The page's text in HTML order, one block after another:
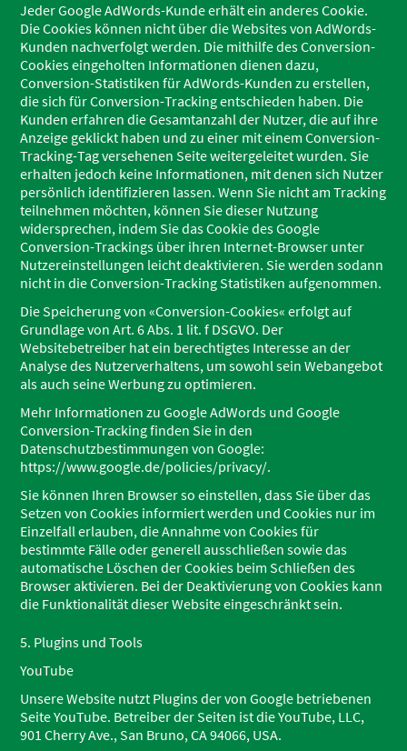
Jeder Google AdWords-Kunde erhält ein anderes Cookie.
Die Cookies können nicht über die Websites von AdWords-
Kunden nachverfolgt werden. Die mithilfe des Conversion-
Cookies eingeholten Informationen dienen dazu,
Conversion-Statistiken für AdWords-Kunden zu erstellen,
die sich für Conversion-Tracking entschieden haben. Die
Kunden erfahren die Gesamtanzahl der Nutzer, die auf ihre
Anzeige geklickt haben und zu einer mit einem Conversion-
Tracking-Tag versehenen Seite weitergeleitet wurden. Sie
erhalten jedoch keine Informationen, mit denen sich Nutzer
persönlich identifizieren lassen. Wenn Sie nicht am Tracking
teilnehmen möchten, können Sie dieser Nutzung
widersprechen, indem Sie das Cookie des Google
Conversion-Trackings über ihren Internet-Browser unter
Nutzereinstellungen leicht deaktivieren. Sie werden sodann
nicht in die Conversion-Tracking Statistiken aufgenommen.
Die Speicherung von «Conversion-Cookies« erfolgt auf
Grundlage von Art. 6 Abs. 1 lit. f DSGVO. Der
Websitebetreiber hat ein berechtigtes Interesse an der
Analyse des Nutzerverhaltens, um sowohl sein Webangebot
als auch seine Werbung zu optimieren.
Mehr Informationen zu Google AdWords und Google
Conversion-Tracking finden Sie in den
Datenschutzbestimmungen von Google:
https://www.google.de/policies/privacy/.
Sie können Ihren Browser so einstellen, dass Sie über das
Setzen von Cookies informiert werden und Cookies nur im
Einzelfall erlauben, die Annahme von Cookies für
bestimmte Fälle oder generell ausschließen sowie das
automatische Löschen der Cookies beim Schließen des
Browser aktivieren. Bei der Deaktivierung von Cookies kann
die Funktionalität dieser Website eingeschränkt sein.
5. Plugins und Tools
YouTube
Unsere Website nutzt Plugins der von Google betriebenen
Seite YouTube. Betreiber der Seiten ist die YouTube, LLC,
901 Cherry Ave., San Bruno, CA 94066, USA.